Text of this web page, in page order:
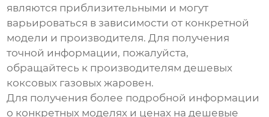
являются приблизительными и могут
варьироваться в зависимости от конкретной
модели и производителя. Для получения
точной информации, пожалуйста,
обращайтесь к производителямдешевых
коксовых газовых жаровен.
Для получения более подробной информации
о конкретных моделях и ценах надешевые